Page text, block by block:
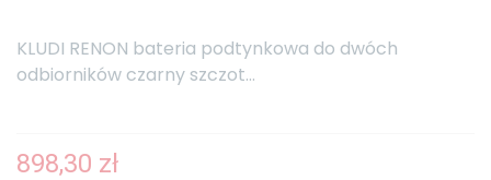
KLUDI RENON bateria podtynkowa do dwóch
odbiorników czarny szczot...
898,30 zł